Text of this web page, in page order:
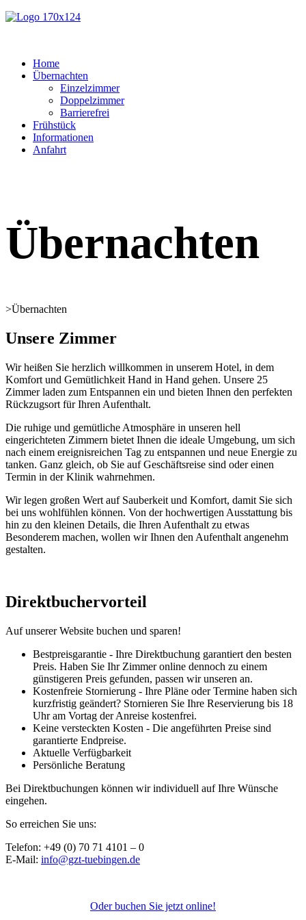
Home
Übernachten
Einzelzimmer
Doppelzimmer
Barrierefrei
Frühstück
Informationen
Anfahrt
Übernachten
>Übernachten
Unsere Zimmer
Wir heißen Sie herzlich willkommen in unserem Hotel, in dem
Komfort und Gemütlichkeit Hand in Hand gehen. Unsere 25
Zimmer laden zum Entspannen ein und bieten Ihnen den perfekten
Rückzugsort für Ihren Aufenthalt.
Die ruhige und gemütliche Atmosphäre in unseren hell
eingerichteten Zimmern bietet Ihnen die ideale Umgebung, um sich
nach einem ereignisreichen Tag zu entspannen und neue Energie zu
tanken. Ganz gleich, ob Sie auf Geschäftsreise sind oder einen
Termin in der Klinik wahrnehmen.
Wir legen großen Wert auf Sauberkeit und Komfort, damit Sie sich
bei uns wohlfühlen können. Von der hochwertigen Ausstattung bis
hin zu den kleinen Details, die Ihren Aufenthalt zu etwas
Besonderem machen, wollen wir Ihnen den Aufenthalt angenehm
gestalten.
Direktbuchervorteil
Auf unserer Website buchen und sparen!
Bestpreisgarantie - Ihre Direktbuchung garantiert den besten
Preis. Haben Sie Ihr Zimmer online dennoch zu einem
günstigeren Preis gefunden, passen wir unseren an.
Kostenfreie Stornierung - Ihre Pläne oder Termine haben sich
kurzfristig geändert? Stornieren Sie Ihre Reservierung bis 18
Uhr am Vortag der Anreise kostenfrei.
Keine versteckten Kosten - Die angeführten Preise sind
garantierte Endpreise.
Aktuelle Verfügbarkeit
Persönliche Beratung
Bei Direktbuchungen können wir individuell auf Ihre Wünsche
eingehen.
So erreichen Sie uns:
Telefon: +49 (0) 70 71 4101 – 0
E-Mail: info@gzt-tuebingen.de
Oder buchen Sie jetzt online!